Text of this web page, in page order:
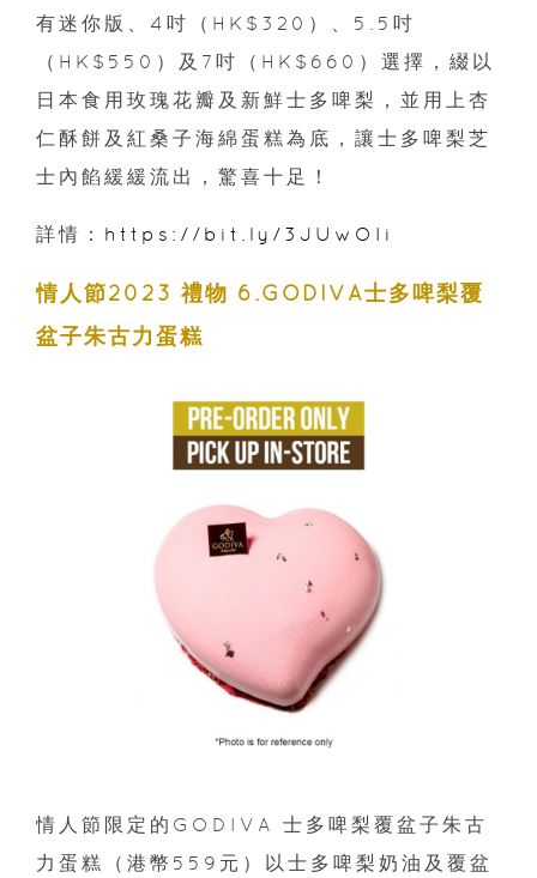
有迷你版、4吋（HK$320）、5.5吋
（HK$550）及7吋（HK$660）選擇，綴以
日本食用玫瑰花瓣及新鮮士多啤梨，並用上杏
仁酥餅及紅桑子海綿蛋糕為底，讓士多啤梨芝
士內餡緩緩流出，驚喜十足！
詳情： https://bit.ly/3JUwOIi
情人節2023 禮物 6.GODIVA士多啤梨覆
盆子朱古力蛋糕
情人節限定的GODIVA 士多啤梨覆盆子朱古
力蛋糕（港幣559元）以士多啤梨奶油及覆盆